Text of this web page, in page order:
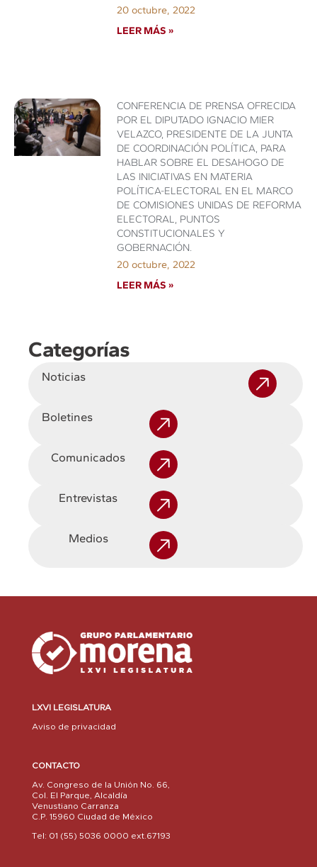
20 octubre, 2022
LEER MÁS »
CONFERENCIA DE PRENSA OFRECIDA
POR EL DIPUTADO IGNACIO MIER
VELAZCO, PRESIDENTE DE LA JUNTA
DE COORDINACIÓN POLÍTICA, PARA
HABLAR SOBRE EL DESAHOGO DE
LAS INICIATIVAS EN MATERIA
POLÍTICA-ELECTORAL EN EL MARCO
DE COMISIONES UNIDAS DE REFORMA
ELECTORAL, PUNTOS
CONSTITUCIONALES Y
GOBERNACIÓN.
20 octubre, 2022
LEER MÁS »
Categorías
Noticias
Boletines
Comunicados
Entrevistas
Medios
LXVI LEGISLATURA
Aviso de privacidad
CONTACTO
Av. Congreso de la Unión No. 66,
Col. El Parque, Alcaldía
Venustiano Carranza
C.P. 15960 Ciudad de México
Tel: 01 (55) 5036 0000 ext.67193